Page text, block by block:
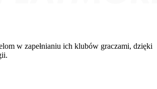
w zapełnianiu ich klubów graczami, dzięki